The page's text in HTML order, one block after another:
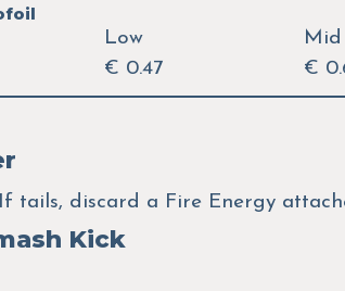
Low
€ 0.47
Mid
€
tails, discard a Fire Energy
Kick